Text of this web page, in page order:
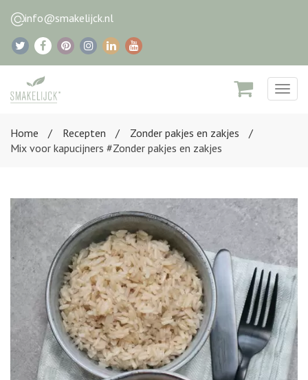
info@smakelijck.nl
Home
Recepten
Zonder pakjes en zakjes
Mix voor kapucijners #Zonder pakjes en zakjes